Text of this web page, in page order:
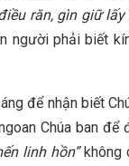
răn, gìn giữ
người phải biết
để nhận biết
Chúa ban
linh hồn”không